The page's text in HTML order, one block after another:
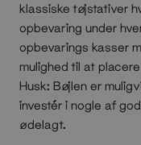
klassiske tøjstativer
opbevaring under
opbevarings kasser
mulighed til at
Husk: Bøjlen er
investér i nogle af
ødelagt.